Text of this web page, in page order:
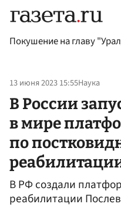
Покушение на главу
13 июня 2023 15:55Наука
В России
в мире
по
В РФ создали
реабилитации